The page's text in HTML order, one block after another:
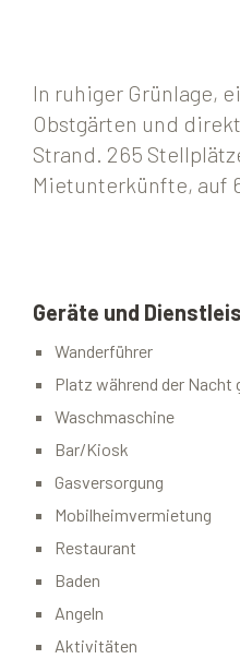
In ruhiger Grünlage,
Obstgärten und
Strand. 265
Mietunterkünfte, auf
Geräte und
Wanderführer
Platz während der Nacht
Waschmaschine
Bar/Kiosk
Gasversorgung
Mobilheimvermietung
Restaurant
Baden
Angeln
Aktivitäten